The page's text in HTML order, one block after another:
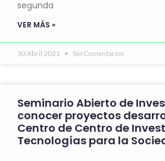
segunda
VER MÁS »
30 Abril 2021 Sin Comentarios
Seminario Abierto de
conocer proyectos
Centro de Centro de
Tecnologías para la